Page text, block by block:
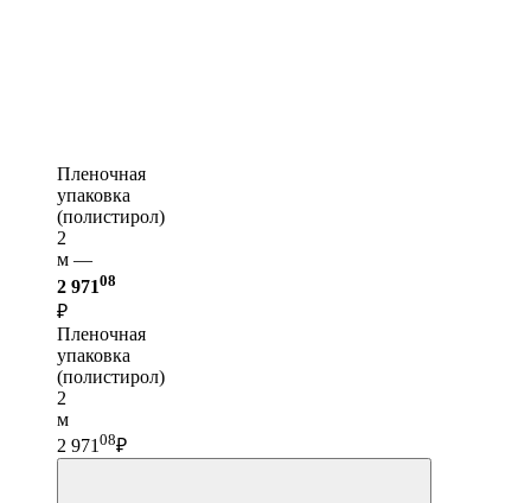
Пленочная
упаковка
(полистирол)
2
м —
2 97108
₽
Пленочная
упаковка
(полистирол)
2
м
2 971 08₽